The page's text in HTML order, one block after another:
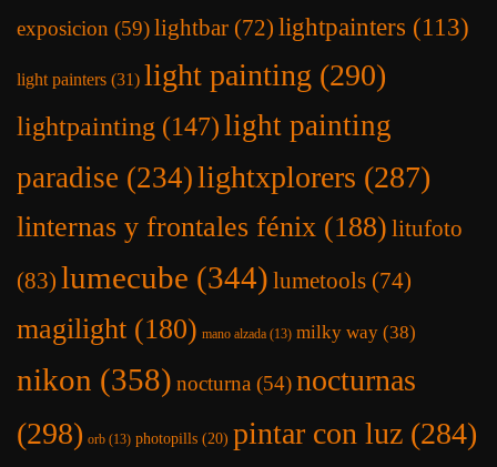
exposicion (59)lightbar (72) lightpainters (113)
light painters (31) light painting (290)
lightpainting (147)light painting
paradise (234)lightxplorers (287)
linternas y frontales fénix (188) litufoto
(83) lumecube (344) lumetools (74)
magilight (180) mano alzada (13) milky way (38)
nikon (358) nocturna (54)nocturnas
(298) orb (13) photopills (20) pintar con luz (284)